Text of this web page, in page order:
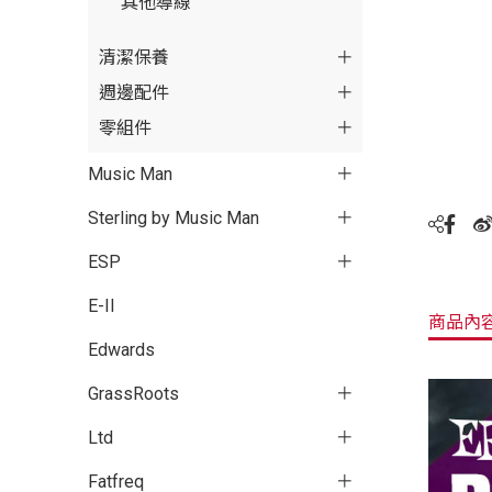
清潔保養
週邊配件
零組件
Music Man
Sterling by Music Man
ESP
E-II
Edwards
GrassRoots
Ltd
Fatfreq
商品內